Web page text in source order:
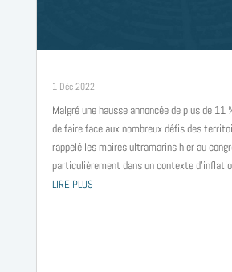
1 Déc 2022
Malgré une hausse annoncée de plus de 11
de faire face aux nombreux défis des
rappelé les maires ultramarins hier au
particulièrement dans un contexte
LIRE PLUS